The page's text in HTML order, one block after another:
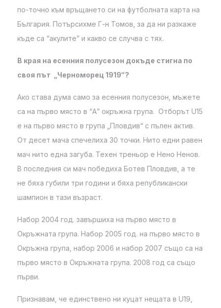
по-точно към връщането си на футболната карта на
България. Потърсихме Г-н Томов, за да ни разкаже
къде са “акулите” и какво се случва с тях.
В края на есенния полусезон докъде стигна по
своя път „Черноморец 1919“?
Ако става дума само за есенния полусезон, мъжете
са на първо място в “А” окръжна група. Отборът U15
е на първо място в група „Пловдив“ с пълен актив.
От десет мача спечелиха 30 точки. Нито едни равен
мач нито една загуба. Техен треньор е Нено Ненов.
В последния си мач победиха Ботев Пловдив, а те
не бяха губили три години и бяха републикански
шампион в тази възраст.
Набор 2004 год. завършиха на първо място в
Окръжната група. Набор 2005 год. на първо място в
Окръжна група, набор 2006 и набор 2007 също са на
първо място в Окръжната група. 2008 год са също
първи.
Признавам, че единствено ни куцат нещата в U19,